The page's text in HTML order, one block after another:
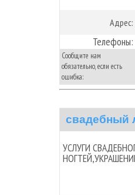
Адрес:
Телефоны:
Сообщите нам
обязательно, если есть
ошибка:
свадебный
УСЛУГИ